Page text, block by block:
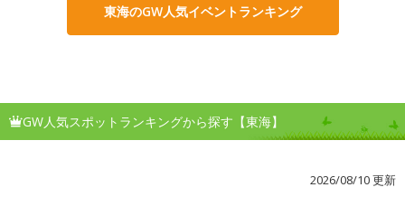
東海のGW人気イベントランキング
GW人気スポットランキングから探す【東海】
2026/08/10 更新